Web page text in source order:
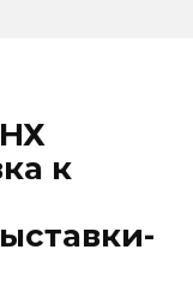
к